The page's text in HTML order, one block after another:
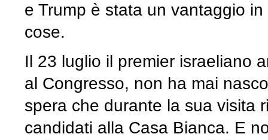
e Trump è stata un vantaggio
cose.
Il 23 luglio il premier israeliano
al Congresso, non ha mai
spera che durante la sua visita
candidati alla Casa Bianca. E